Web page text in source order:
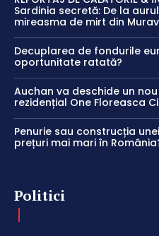
Sardinia secretă: De la
mireasma de mirt din
Decuplarea de fondurile
oportunitate ratată?
Auchan va deschide un
rezidențial One Floreasca
Penurie sau construcția
prețuri mai mari în
Politici